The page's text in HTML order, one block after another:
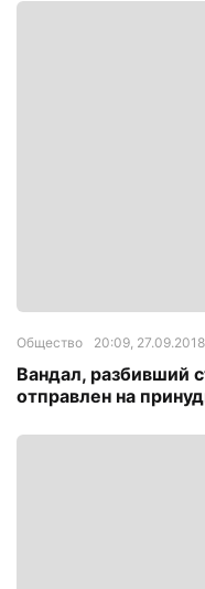
Общество 20:09, 27.09.2018
Вандал, разбивший
отправлен на